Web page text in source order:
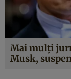
Mai mulți
Musk,